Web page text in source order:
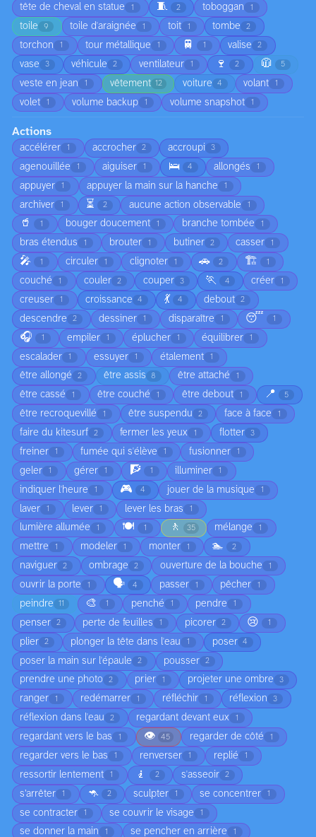
tête de cheval en statue 1 🧵 2 toboggan 1
toile 9 toile d'araignée 1 toit 1 tombe 2
torchon 1 tour métallique 1 🚆 1 valise 2
vase 3 véhicule 2 ventilateur 1 🍷 2 🧥 5
veste en jean 1 vêtement 12 voiture 4 volant 1
volet 1 volume backup 1 volume snapshot 1
Actions
accélérer 1 accrocher 2 accroupi 3
agenouillée 1 aiguiser 1 🛌 4 allongés 1
appuyer 1 appuyer la main sur la hanche 1
archiver 1 ⏳ 2 aucune action observable 1
🥤 1 bouger doucement 1 branche tombée 1
bras étendus 1 brouter 1 butiner 2 casser 1
🎤 1 circuler 1 clignoter 1 🚗 2 🏗️ 1
couché 1 couler 2 couper 3 🏃 4 créer 1
creuser 1 croissance 4 💃 4 debout 2
descendre 2 dessiner 1 disparaître 1 😴 1
🎧 1 empiler 1 éplucher 1 équilibrer 1
escalader 1 essuyer 1 étalement 1
être allongé 2 être assis 8 être attaché 1
être cassé 1 être couché 1 être debout 1 📍 5
être recroquevillé 1 être suspendu 2 face à face 1
faire du kitesurf 2 fermer les yeux 1 flotter 3
freiner 1 fumée qui s'élève 1 fusionner 1
geler 1 gérer 1 🧗 1 illuminer 1
indiquer l'heure 1 🎮 4 jouer de la musique 1
laver 1 lever 1 lever les bras 1
lumière allumée 1 🍽️ 1 🚶 35 mélange 1
mettre 1 modeler 1 monter 1 🏊 2
naviguer 2 ombrage 2 ouverture de la bouche 1
ouvrir la porte 1 🗣️ 4 passer 1 pêcher 1
peindre 11 🎨 1 penché 1 pendre 1
penser 2 perte de feuilles 1 picorer 2 😢 1
plier 2 plonger la tête dans l'eau 1 poser 4
poser la main sur l'épaule 2 pousser 2
prendre une photo 2 prier 1 projeter une ombre 3
ranger 1 redémarrer 1 réfléchir 1 réflexion 3
réflexion dans l'eau 2 regardant devant eux 1
regardant vers le bas 1 👁️ 45 regarder de côté 1
regarder vers le bas 1 renverser 1 replié 1
ressortir lentement 1 🧎 2 s'asseoir 2
s’arrêter 1 🦘 2 sculpter 1 se concentrer 1
se contracter 1 se couvrir le visage 1
se donner la main 1 se pencher en arrière 1